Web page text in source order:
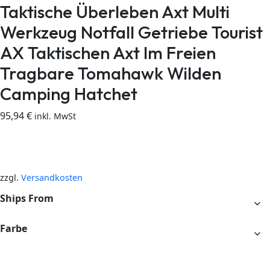
Taktische Überleben Axt Multi
Werkzeug Notfall Getriebe Tourist
AX Taktischen Axt Im Freien
Tragbare Tomahawk Wilden
Camping Hatchet
95,94€ inkl. MwSt
zzgl. Versandkosten
Ships From
Farbe